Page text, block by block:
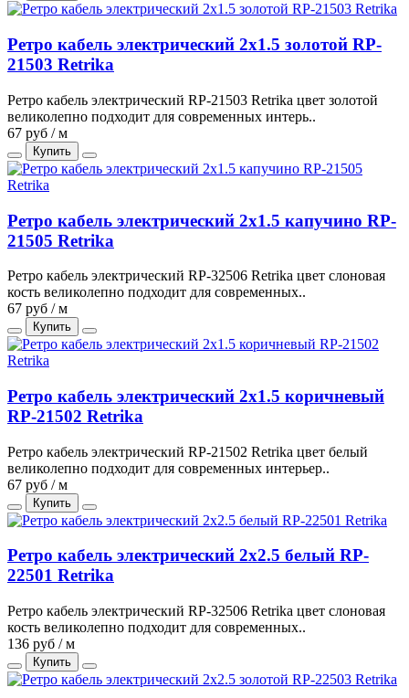
Ретро кабель электрический 2x1.5 золотой RP-
21503 Retrika
Ретро кабель электрический RP-21503 Retrika цвет золотой
великолепно подходит для современных интерь..
67 руб / м
Купить
Ретро кабель электрический 2x1.5 капучино RP-
21505 Retrika
Ретро кабель электрический RP-32506 Retrika цвет слоновая
кость великолепно подходит для современных..
67 руб / м
Купить
Ретро кабель электрический 2x1.5 коричневый
RP-21502 Retrika
Ретро кабель электрический RP-21502 Retrika цвет белый
великолепно подходит для современных интерьер..
67 руб / м
Купить
Ретро кабель электрический 2x2.5 белый RP-
22501 Retrika
Ретро кабель электрический RP-32506 Retrika цвет слоновая
кость великолепно подходит для современных..
136 руб / м
Купить